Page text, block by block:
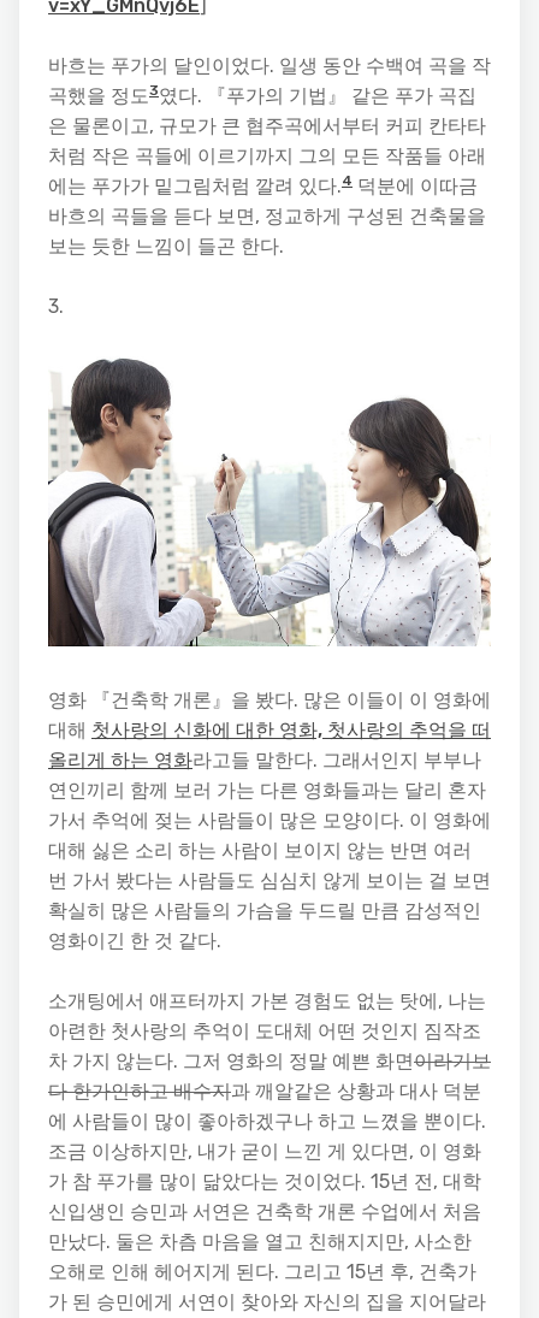
v=xY_GMnQvj6E
바흐는 푸가의 달인이었다. 일생 동안 수백여 곡을 작
곡했을 정도3였다. 『푸가의 기법』 같은 푸가 곡집
은 물론이고, 규모가 큰 협주곡에서부터 커피 칸타타
처럼 작은 곡들에 이르기까지 그의 모든 작품들 아래
에는 푸가가 밑그림처럼 깔려 있다.4 덕분에 이따금
바흐의 곡들을 듣다 보면, 정교하게 구성된 건축물을
보는 듯한 느낌이 들곤 한다.
3.
영화 『건축학 개론』을 봤다. 많은 이들이 이 영화에
대해 첫사랑의 신화에 대한 영화, 첫사랑의 추억을 떠
올리게 하는 영화라고들 말한다. 그래서인지 부부나
연인끼리 함께 보러 가는 다른 영화들과는 달리 혼자
가서 추억에 젖는 사람들이 많은 모양이다. 이 영화에
대해 싫은 소리 하는 사람이 보이지 않는 반면 여러
번 가서 봤다는 사람들도 심심치 않게 보이는 걸 보면
확실히 많은 사람들의 가슴을 두드릴 만큼 감성적인
영화이긴 한 것 같다.
소개팅에서 애프터까지 가본 경험도 없는 탓에, 나는
아련한 첫사랑의 추억이 도대체 어떤 것인지 짐작조
차 가지 않는다. 그저 영화의 정말 예쁜 화면이라기보
다 한가인하고 배수지과 깨알같은 상황과 대사 덕분
에 사람들이 많이 좋아하겠구나 하고 느꼈을 뿐이다.
조금 이상하지만, 내가 굳이 느낀 게 있다면, 이 영화
가 참 푸가를 많이 닮았다는 것이었다. 15년 전, 대학
신입생인 승민과 서연은 건축학 개론 수업에서 처음
만났다. 둘은 차츰 마음을 열고 친해지지만, 사소한
오해로 인해 헤어지게 된다. 그리고 15년 후, 건축가
가 된 승민에게 서연이 찾아와 자신의 집을 지어달라